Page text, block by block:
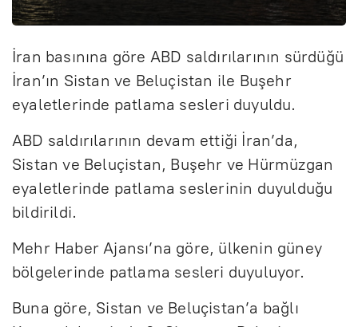
İran basınına göre ABD saldırılarının sürdüğü
İran’ın Sistan ve Beluçistan ile Buşehr
eyaletlerinde patlama sesleri duyuldu.
ABD saldırılarının devam ettiği İran’da,
Sistan ve Beluçistan, Buşehr ve Hürmüzgan
eyaletlerinde patlama seslerinin duyulduğu
bildirildi.
Mehr Haber Ajansı’na göre, ülkenin güney
bölgelerinde patlama sesleri duyuluyor.
Buna göre, Sistan ve Beluçistan’a bağlı